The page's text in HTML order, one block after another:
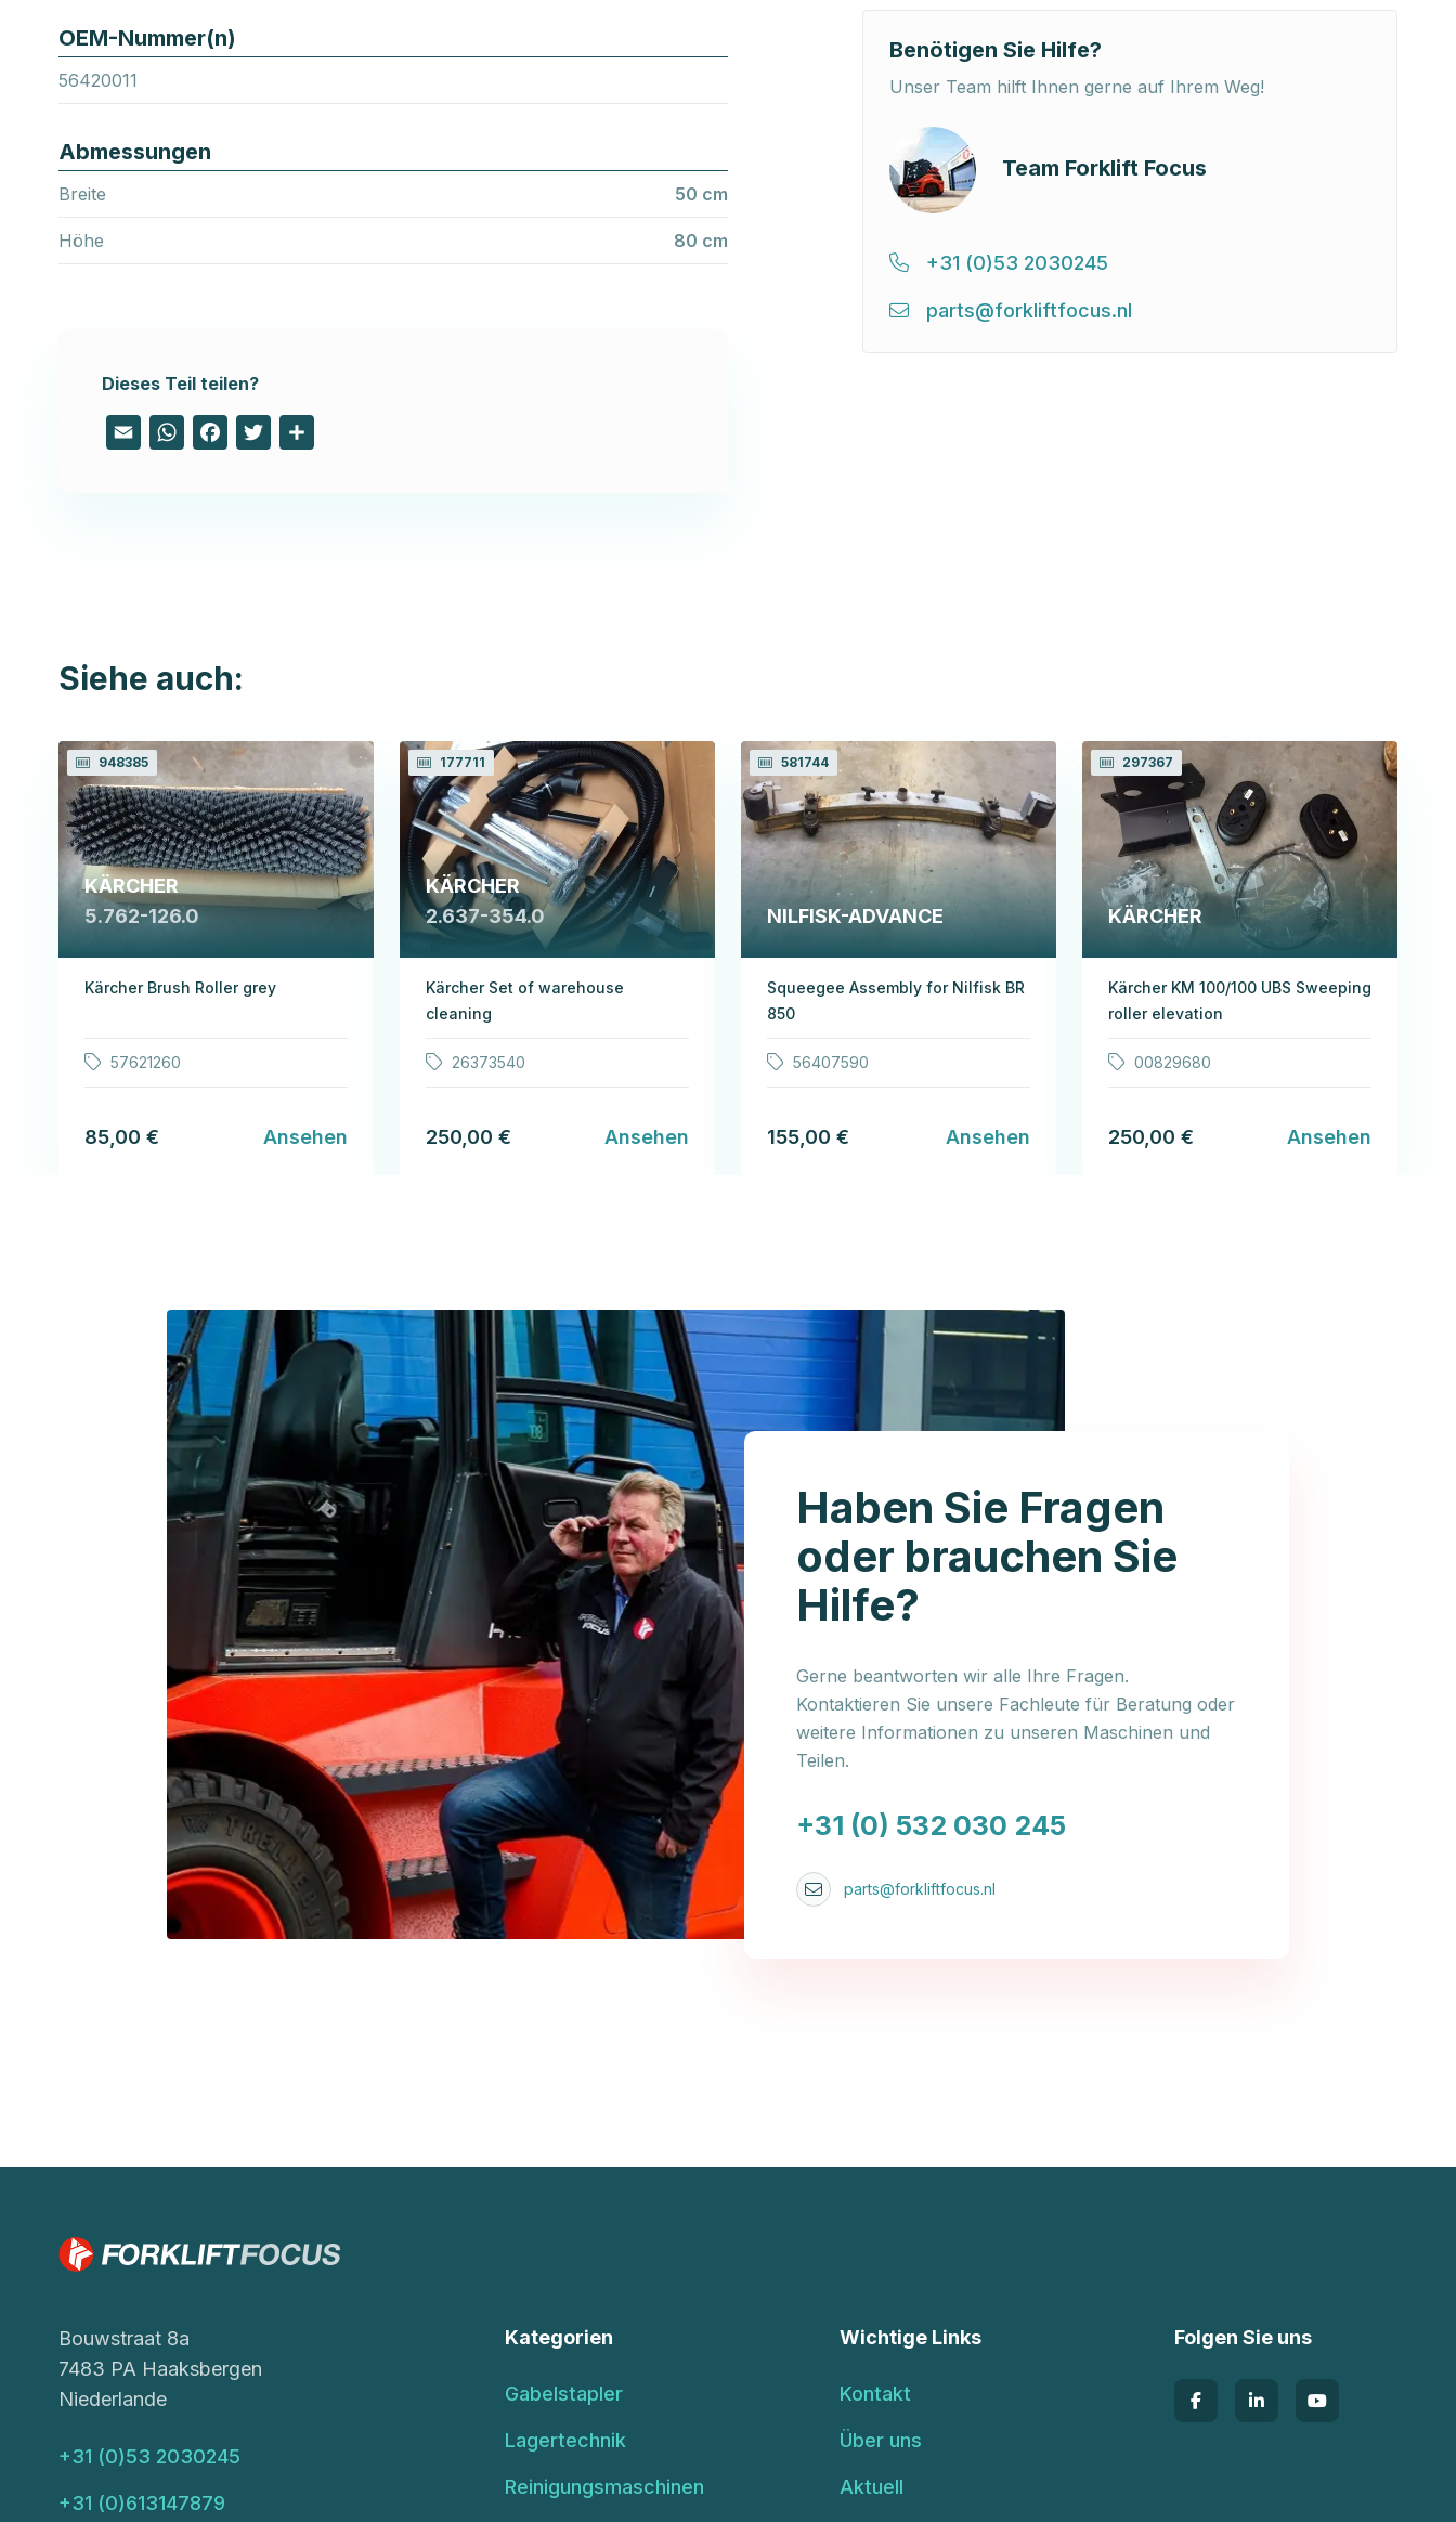
Benötigen Sie Hilfe?
Unser Team hilft Ihnen gerne auf Ihrem Weg!
Team Forklift Focus
+31 (0)53 2030245
parts@forkliftfocus.nl
OEM-Nummer(n)
56420011
Abmessungen
Breite 50 cm
Höhe 80 cm
Dieses Teil teilen?
Email WhatsApp
FacebookTwitter
Siehe auch:
948385
KÄRCHER
5.762-126.0
Kärcher Brush Roller grey
57621260
85,00 € Ansehen
177711
KÄRCHER
2.637-354.0
Kärcher Set of warehouse
cleaning
26373540
250,00 € Ansehen
581744
NILFISK-ADVANCE
Squeegee Assembly for Nilfisk BR
850
56407590
155,00 € Ansehen
297367
KÄRCHER
Kärcher KM 100/100 UBS Sweeping
roller elevation
00829680
250,00 € Ansehen
Haben Sie Fragen
oder brauchen Sie
Hilfe?
Gerne beantworten wir alle Ihre Fragen.
Kontaktieren Sie unsere Fachleute für Beratung oder
weitere Informationen zu unseren Maschinen und
Teilen.
+31 (0) 532 030 245
parts@forkliftfocus.nl
Bouwstraat 8a
7483 PA Haaksbergen
Niederlande
+31 (0)53 2030245
+31 (0)613147879
Kategorien
Gabelstapler
Lagertechnik
Reinigungsmaschinen
Wichtige Links
Kontakt
Über uns
Aktuell
Folgen Sie uns